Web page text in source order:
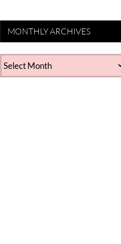
MONTHLY ARCHIVES
MONTHLY
ARCHIVES